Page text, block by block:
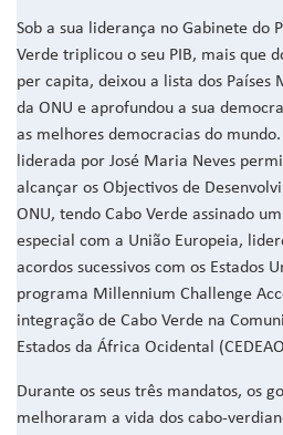
Sob a sua liderança no Gabinete do
Verde triplicou o seu PIB, mais que
per capita, deixou a lista dos Países
da ONU e aprofundou a sua
as melhores democracias do
liderada por José Maria Neves
alcançar os Objectivos de
ONU, tendo Cabo Verde assinado
especial com a União Europeia,
acordos sucessivos com os Estados
programa Millennium Challenge
integração de Cabo Verde na
Estados da África Ocidental
Durante os seus três mandatos, os
melhoraram a vida dos cabo-